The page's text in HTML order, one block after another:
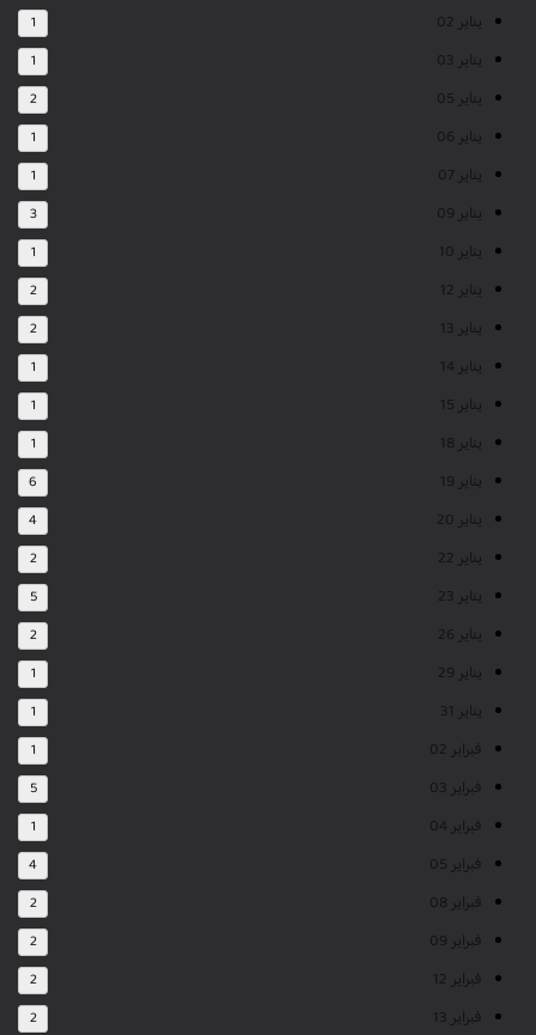
يناير 02 1
يناير 03 1
يناير 05 2
يناير 06 1
يناير 07 1
يناير 09 3
يناير 10 1
يناير 12 2
يناير 13 2
يناير 14 1
يناير 15 1
يناير 18 1
يناير 19 6
يناير 20 4
يناير 22 2
يناير 23 5
يناير 26 2
يناير 29 1
يناير 31 1
فبراير 02 1
فبراير 03 5
فبراير 04 1
فبراير 05 4
فبراير 08 2
فبراير 09 2
فبراير 12 2
فبراير 13 2